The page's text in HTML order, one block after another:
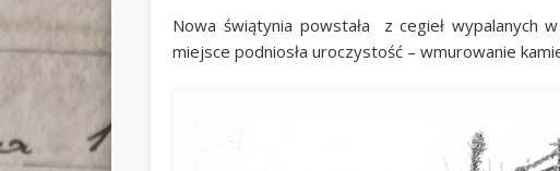
Nowa świątynia powstała z cegieł wypalanych
miejsce podniosła uroczystość – wmurowanie